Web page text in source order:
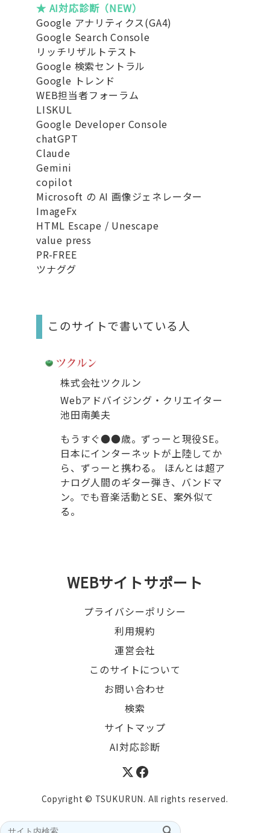
★ AI対応診断（NEW）
Google アナリティクス(GA4)
Google Search Console
リッチリザルトテスト
Google 検索セントラル
Google トレンド
WEB担当者フォーラム
LISKUL
Google Developer Console
chatGPT
Claude
Gemini
copilot
Microsoft の AI 画像ジェネレーター
ImageFx
HTML Escape / Unescape
value press
PR-FREE
ツナググ
このサイトで書いている人
株式会社ツクルン
Webアドバイジング・クリエイター
池田南美夫
もうすぐ●●歳。ずっーと現役SE。
日本にインターネットが上陸してか
ら、ずっーと携わる。 ほんとは超ア
ナログ人間のギター弾き、バンドマ
ン。でも音楽活動とSE、案外似て
る。
WEBサイトサポート
プライバシーポリシー
利用規約
運営会社
このサイトについて
お問い合わせ
検索
サイトマップ
AI対応診断
Copyright © TSUKURUN. All rights reserved.